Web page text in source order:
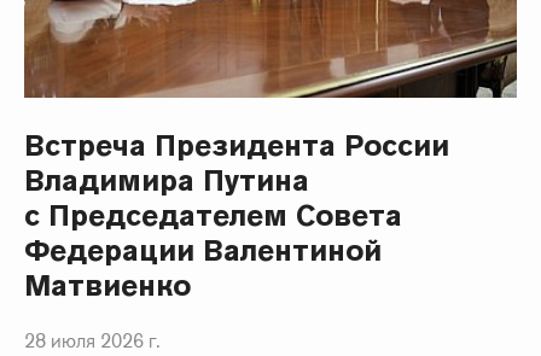
Встреча Президента России
Владимира Путина
с Председателем Совета
Федерации Валентиной
Матвиенко
28 июля 2026 г.